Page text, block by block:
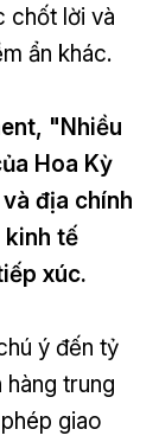
chốt lời và
ẩn khác.
"Nhiều
Hoa Kỳ
địa chính
tế
xúc.
ý đến tỷ
hàng trung
giao